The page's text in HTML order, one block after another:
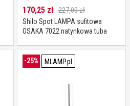
170,25 zł 227,00 zł
Shilo Spot LAMPA sufitowa
OSAKA 7022 natynkowa tuba
-25% MLAMP.pl